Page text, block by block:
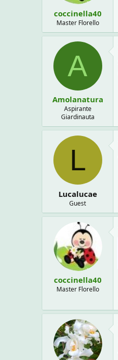
coccinella40
Master Florello
A
Amolanatura
Aspirante
Giardinauta
L
Lucalucae
Guest
coccinella40
Master Florello